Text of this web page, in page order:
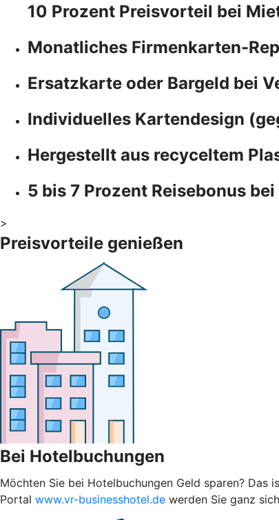
10 Prozent Preisvorteil bei
Monatliches Firmenkarten-
Ersatzkarte oder Bargeld bei
Individuelles Kartendesign
Hergestellt aus recyceltem
5 bis 7 Prozent Reisebonus
>
Preisvorteile genießen
Bei Hotelbuchungen
Möchten Sie bei Hotelbuchungen Geld sparen? Das
Portal www.vr-businesshotel.de werden Sie ganz